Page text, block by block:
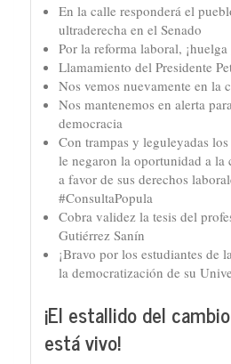
En la calle responderá el
ultraderecha en el Senado
Por la reforma laboral,
Llamamiento del Presidente
Nos vemos nuevamente en la
Nos mantenemos en alerta
democracia
Con trampas y leguleyadas
le negaron la oportunidad a la
a favor de sus derechos
#ConsultaPopula
Cobra validez la tesis del
Gutiérrez Sanín
¡Bravo por los estudiantes de
la democratización de su
¡El estallido del cambio
está vivo!